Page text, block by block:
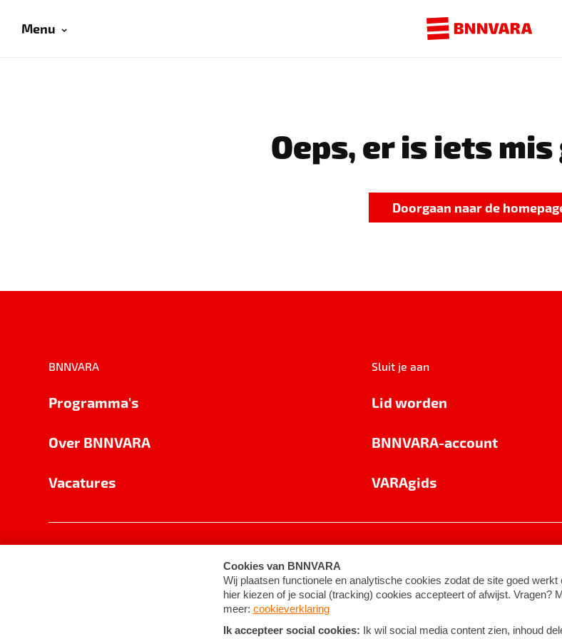
Menu
Oeps, er is iets mis
Doorgaan naar de
BNNVARA
Programma's
Over BNNVARA
Vacatures
Sluit je aan
Lid worden
BNNVARA-account
VARAgids
Cookie-instellingen Algemene voorwaarden ©2026BNNVARA